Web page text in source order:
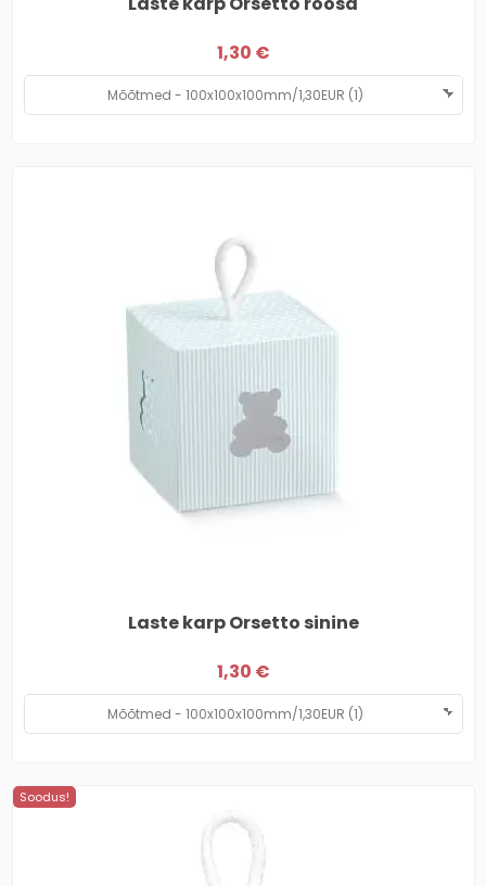
1,30 €
Laste karp Orsetto sinine
1,30 €
Soodus!